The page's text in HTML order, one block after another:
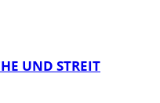
UND STREIT